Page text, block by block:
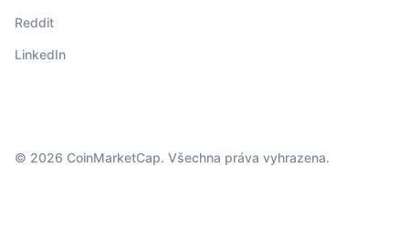
Reddit
LinkedIn
© 2026 CoinMarketCap. Všechna práva vyhrazena.